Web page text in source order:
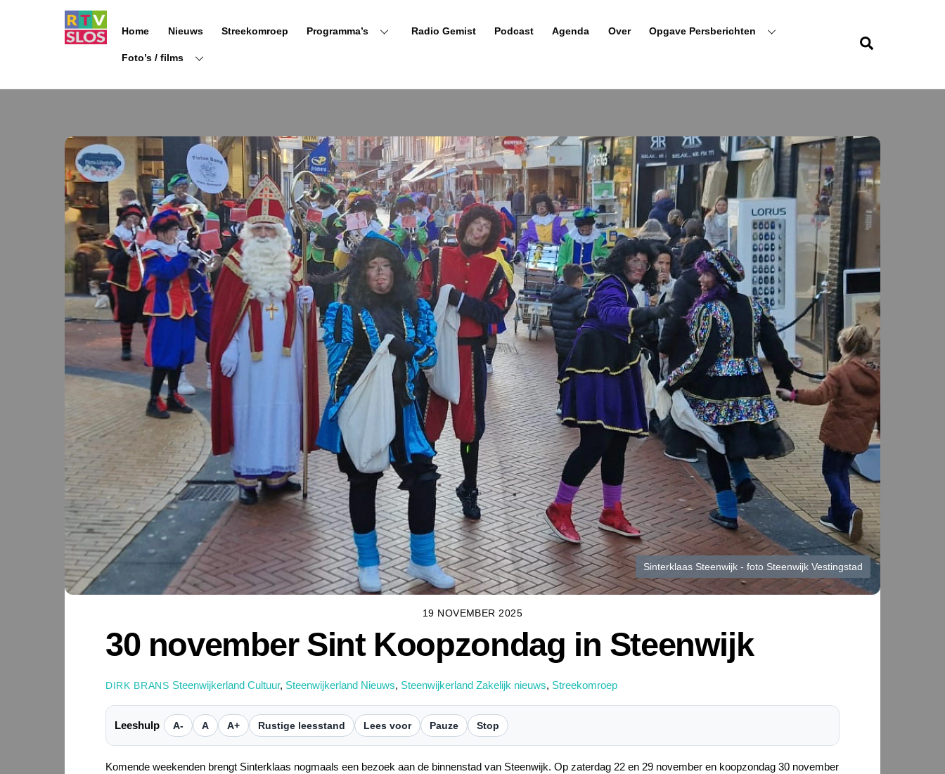
Home Nieuws Streekomroep Programma’s Radio Gemist Podcast Agenda Over Opgave Persberichten
Foto’s / films
Sinterklaas Steenwijk - foto Steenwijk Vestingstad
19 NOVEMBER 2025
30 november Sint Koopzondag in Steenwijk
DIRK BRANS Steenwijkerland Cultuur, Steenwijkerland Nieuws, Steenwijkerland Zakelijk nieuws, Streekomroep
Leeshulp A- A A+ Rustige leesstand Lees voor Pauze Stop
Komende weekenden brengt Sinterklaas nogmaals een bezoek aan de binnenstad van Steenwijk. Op zaterdag 22 en 29 november en koopzondag 30 november